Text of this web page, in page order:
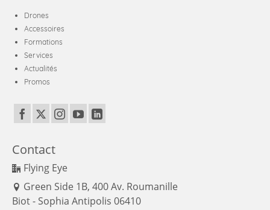
Drones
Accessoires
Formations
Services
Actualités
Promos
Contact
Flying Eye
Green Side 1B, 400 Av. Roumanille
Biot - Sophia Antipolis 06410